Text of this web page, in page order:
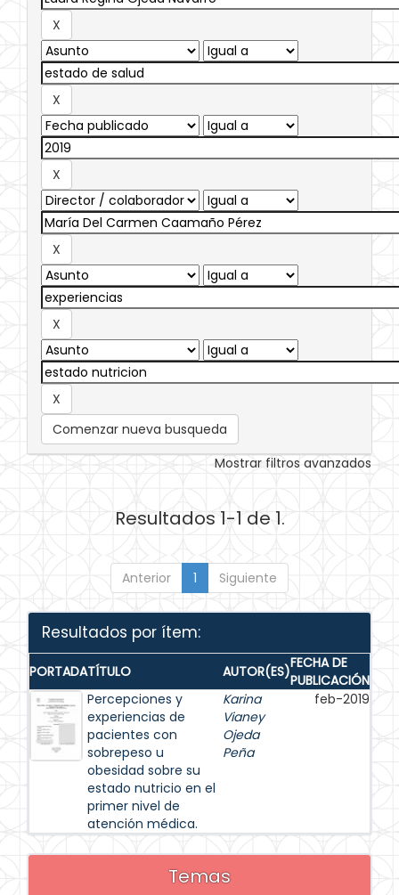
Comenzar nueva busqueda
Mostrar filtros avanzados
Resultados 1-1 de 1.
Anterior 1 Siguiente
Resultados por ítem:
PORTADATÍTULO AUTOR(ES)FECHA DE
PUBLICACIÓN
Percepciones y
experiencias de
pacientes con
sobrepeso u
obesidad sobre su
estado nutricio en el
primer nivel de
atención médica.
Karina
Vianey
Ojeda
Peña
feb-2019
Temas